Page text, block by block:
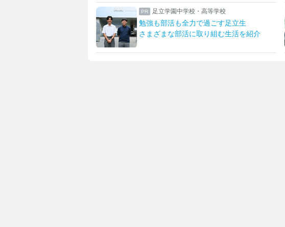
足立学園中学校・高等学校
勉強も部活も全力で過ごす足立生
さまざまな部活に取り組む生活を紹介